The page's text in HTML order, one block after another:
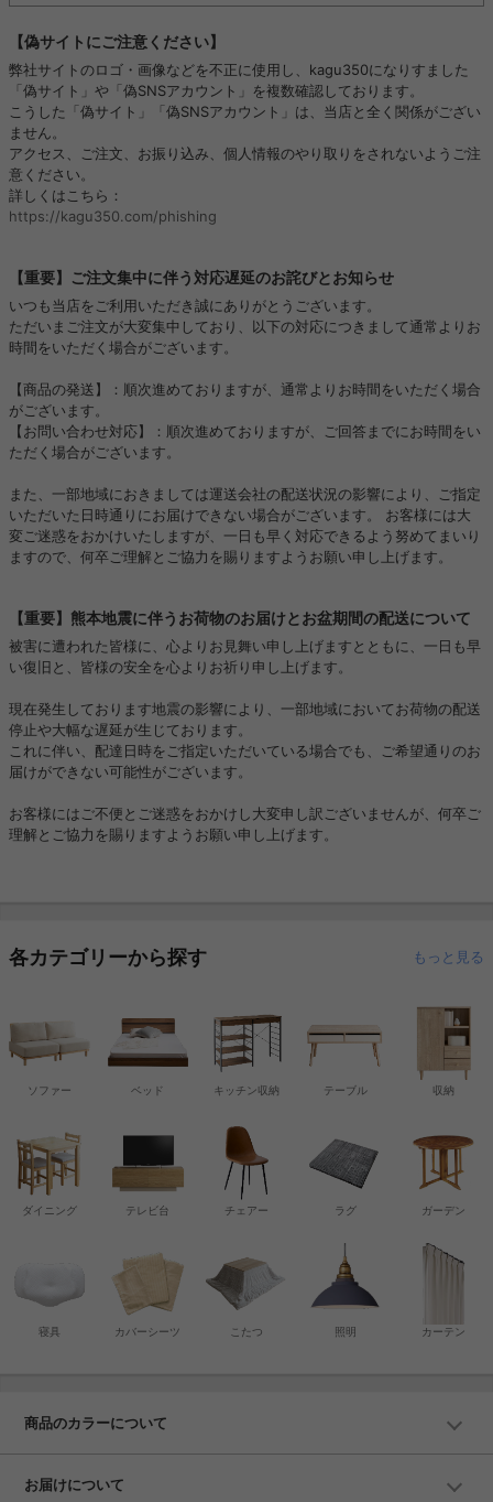
【偽サイトにご注意ください】
弊社サイトのロゴ・画像などを不正に使用し、kagu350になりすました
「偽サイト」や「偽SNSアカウント」を複数確認しております。
こうした「偽サイト」「偽SNSアカウント」は、当店と全く関係がござい
ません。
アクセス、ご注文、お振り込み、個人情報のやり取りをされないようご注
意ください。
詳しくはこちら：
https://kagu350.com/phishing
【重要】ご注文集中に伴う対応遅延のお詫びとお知らせ
いつも当店をご利用いただき誠にありがとうございます。
ただいまご注文が大変集中しており、以下の対応につきまして通常よりお
時間をいただく場合がございます。
【商品の発送】：順次進めておりますが、通常よりお時間をいただく場合
がございます。
【お問い合わせ対応】：順次進めておりますが、ご回答までにお時間をい
ただく場合がございます。
また、一部地域におきましては運送会社の配送状況の影響により、ご指定
いただいた日時通りにお届けできない場合がございます。 お客様には大
変ご迷惑をおかけいたしますが、一日も早く対応できるよう努めてまいり
ますので、何卒ご理解とご協力を賜りますようお願い申し上げます。
【重要】熊本地震に伴うお荷物のお届けとお盆期間の配送について
被害に遭われた皆様に、心よりお見舞い申し上げますとともに、一日も早
い復旧と、皆様の安全を心よりお祈り申し上げます。
現在発生しております地震の影響により、一部地域においてお荷物の配送
停止や大幅な遅延が生じております。
これに伴い、配達日時をご指定いただいている場合でも、ご希望通りのお
届けができない可能性がございます。
お客様にはご不便とご迷惑をおかけし大変申し訳ございませんが、何卒ご
理解とご協力を賜りますようお願い申し上げます。
各カテゴリーから探す もっと見る
ソファー ベッド 収納
キッチン収納
寝具 カバーシーツ
チェアー
テーブル
こたつ
テレビ台
ダイニング ラグ
カーテン
照明
ガーデン
商品のカラーについて
お届けについて